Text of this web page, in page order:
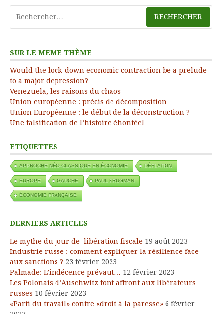
SUR LE MEME THÈME
Would the lock-down economic contraction be a prelude
to a major depression?
Venezuela, les raisons du chaos
Union européenne : précis de décomposition
Union Européenne : le début de la déconstruction ?
Une falsification de l’histoire éhontée!
ETIQUETTES
APPROCHE NÉO-CLASSIQUE EN ÉCONOMIE DÉFLATION
EUROPE GAUCHE PAUL KRUGMAN
ÉCONOMIE FRANÇAISE
DERNIERS ARTICLES
Le mythe du jour de libération fiscale 19 août 2023
Industrie russe : comment expliquer la résilience face
aux sanctions ? 23 février 2023
Palmade: L’indécence prévaut… 12 février 2023
Les Polonais d’Auschwitz font affront aux libérateurs
russes 10 février 2023
«Parti du travail» contre «droit à la paresse» 6 février